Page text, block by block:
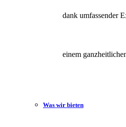
dank umfassender
einem
Was wir bieten